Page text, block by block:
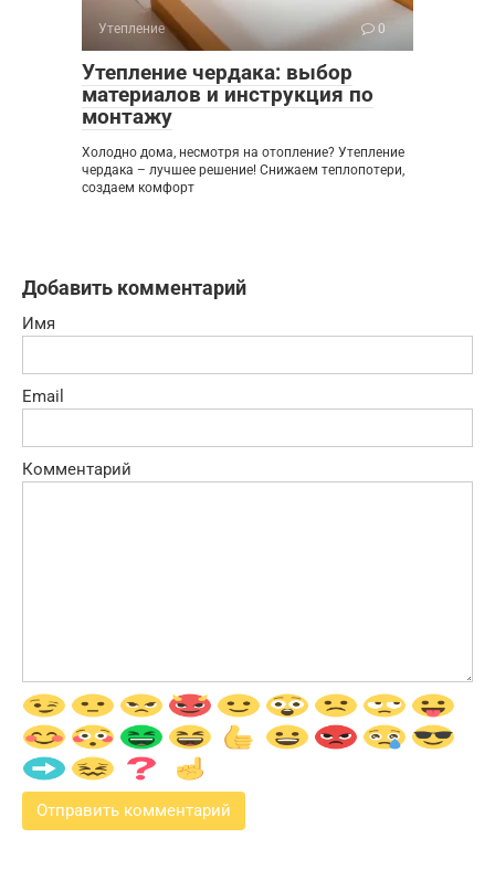
Утепление 0
Утепление чердака: выбор
материалов и инструкция по
монтажу
Холодно дома, несмотря на отопление? Утепление
чердака – лучшее решение! Снижаем теплопотери,
создаем комфорт
Добавить комментарий
Имя
Email
Комментарий